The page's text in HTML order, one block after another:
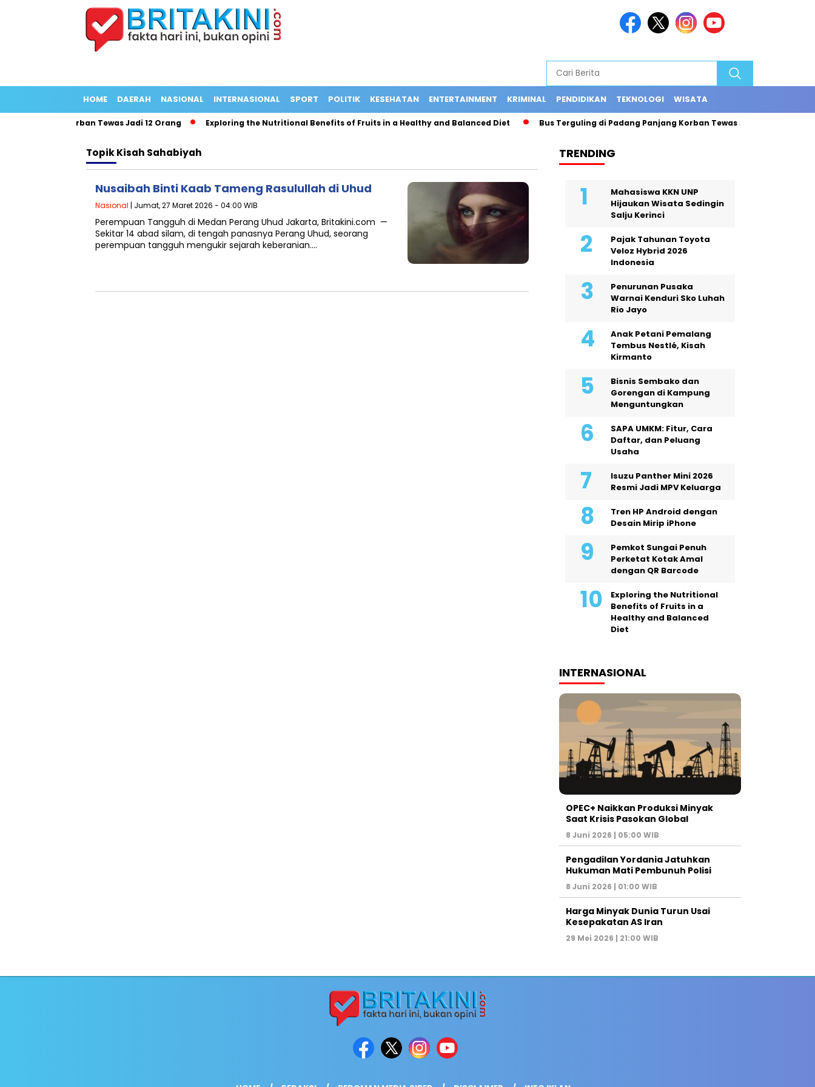
HOME DAERAH NASIONAL INTERNASIONAL SPORT POLITIK KESEHATAN ENTERTAINMENT KRIMINAL PENDIDIKAN TEKNOLOGI WISATA
Panjang Korban Tewas Jadi 12 Orang Exploring the Nutritional Benefits of Fruits in a Healthy and Balanced Diet Bus Terguling di Padang Panjang Korban Tewas Jadi 12 Orang
TopikKisah Sahabiyah
Nusaibah Binti Kaab Tameng Rasulullah di Uhud
Nasional | Jumat, 27 Maret 2026 - 04:00 WIB
Perempuan Tangguh di Medan Perang Uhud Jakarta, Britakini.com —
Sekitar 14 abad silam, di tengah panasnya Perang Uhud, seorang
perempuan tangguh mengukir sejarah keberanian….
TRENDING
Mahasiswa KKN UNP
Hijaukan Wisata Sedingin
Salju Kerinci
Pajak Tahunan Toyota
Veloz Hybrid 2026
Indonesia
Penurunan Pusaka
Warnai Kenduri Sko Luhah
Rio Jayo
Anak Petani Pemalang
Tembus Nestlé, Kisah
Kirmanto
Bisnis Sembako dan
Gorengan di Kampung
Menguntungkan
SAPA UMKM: Fitur, Cara
Daftar, dan Peluang
Usaha
Isuzu Panther Mini 2026
Resmi Jadi MPV Keluarga
Tren HP Android dengan
Desain Mirip iPhone
Pemkot Sungai Penuh
Perketat Kotak Amal
dengan QR Barcode
Exploring the Nutritional
Benefits of Fruits in a
Healthy and Balanced
Diet
INTERNASIONAL
OPEC+ Naikkan Produksi Minyak
Saat Krisis Pasokan Global
8 Juni 2026 | 05:00 WIB
Pengadilan Yordania Jatuhkan
Hukuman Mati Pembunuh Polisi
8 Juni 2026 | 01:00 WIB
Harga Minyak Dunia Turun Usai
Kesepakatan AS Iran
29 Mei 2026 | 21:00 WIB